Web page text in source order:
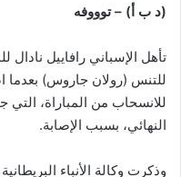
(د ب أ) – توووفه
تأهل الإسباني رافاييل نادال
للتنس (رولان جاروس) بعدما
للانسحاب من المباراة، التي
النهائي، بسبب الإصابة.
وذكرت وكالة الأنباء